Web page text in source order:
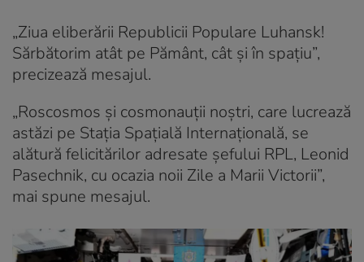
„Ziua eliberării Republicii Populare Luhansk!
Sărbătorim atât pe Pământ, cât și în spațiu”,
precizează mesajul.
„Roscosmos și cosmonauții noștri, care lucrează
astăzi pe Stația Spațială Internațională, se
alătură felicitărilor adresate șefului RPL, Leonid
Pasechnik, cu ocazia noii Zile a Marii Victorii”,
mai spune mesajul.